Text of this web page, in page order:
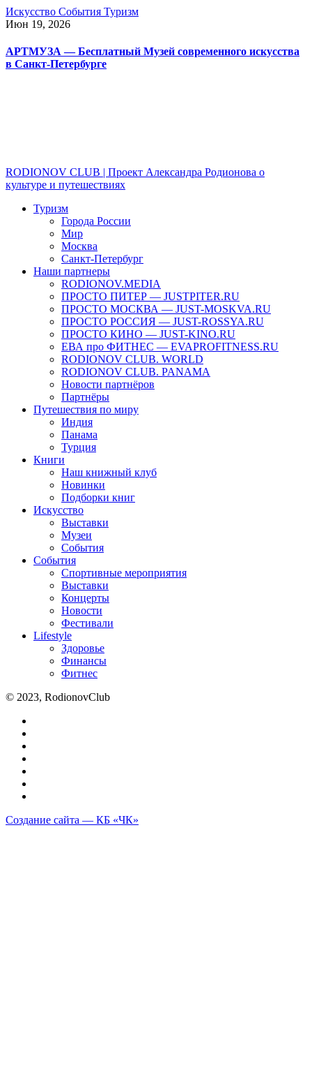
Искусство События Туризм
Июн 19, 2026
АРТМУЗА — Бесплатный Музей современного искусства
в Санкт-Петербурге
RODIONOV CLUB | Проект Александра Родионова о
культуре и путешествиях
Туризм
Города России
Мир
Москва
Санкт-Петербург
Наши партнеры
RODIONOV.MEDIA
ПРОСТО ПИТЕР — JUSTPITER.RU
ПРОСТО МОСКВА — JUST-MOSKVA.RU
ПРОСТО РОССИЯ — JUST-ROSSYA.RU
ПРОСТО КИНО — JUST-KINO.RU
ЕВА про ФИТНЕС — EVAPROFITNESS.RU
RODIONOV CLUB. WORLD
RODIONOV CLUB. PANAMA
Новости партнёров
Партнёры
Путешествия по миру
Индия
Панама
Турция
Книги
Наш книжный клуб
Новинки
Подборки книг
Искусство
Выставки
Музеи
События
События
Спортивные мероприятия
Выставки
Концерты
Новости
Фестивали
Lifestyle
Здоровье
Финансы
Фитнес
© 2023, RodionovClub
Создание сайта — КБ «ЧК»